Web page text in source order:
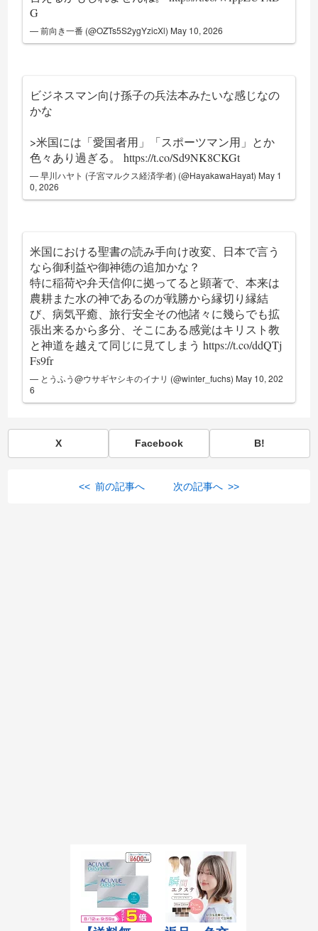
G
— 前向き一番 (@OZTs5S2ygYzicXl) May 10, 2026
ビジネスマン向け孫子の兵法本みたいな感じなの
かな
>米国には「愛国者用」「スポーツマン用」とか
色々あり過ぎる。https://t.co/Sd9NK8CKGt
— 早川ハヤト (子宮マルクス経済学者) (@HayakawaHayat) May 1
0, 2026
米国における聖書の読み手向け改変、日本で言う
なら御利益や御神徳の追加かな？
特に稲荷や弁天信仰に拠ってると顕著で、本来は
農耕また水の神であるのが戦勝から縁切り縁結
び、病気平癒、旅行安全その他諸々に幾らでも拡
張出来るから多分、そこにある感覚はキリスト教
と神道を越えて同じに見てしまうhttps://t.co/ddQTj
Fs9fr
— とうふう@ウサギヤシキのイナリ (@winter_fuchs) May 10, 202
6
X Facebook B!
<< 前の記事へ 次の記事へ >>